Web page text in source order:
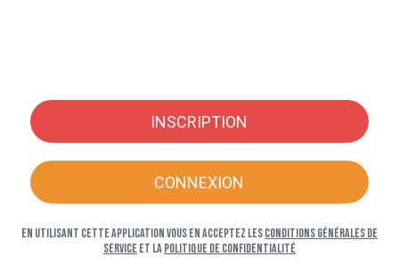
INSCRIPTION
CONNEXION
En utilisant cette application vous en acceptez lesConditions générales de
serviceet laPolitique de confidentialité